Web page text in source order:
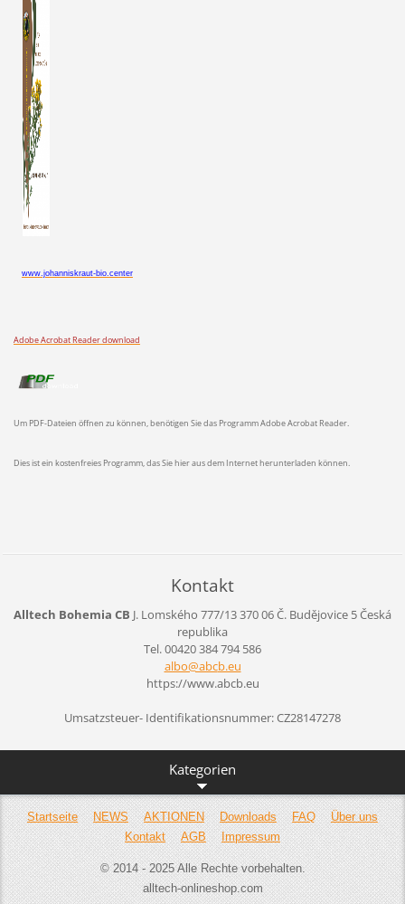
www.johanniskraut-bio.center
Adobe Acrobat Reader download
Um PDF-Dateien öffnen zu können, benötigen Sie das Programm Adobe Acrobat Reader.
Dies ist ein kostenfreies Programm, das Sie hier aus dem Internet herunterladen können.
Kontakt
Alltech Bohemia CB J. Lomského 777/13370 06 Č. Budějovice 5Česká
republika
Tel. 00420 384 794 586
albo@abcb.eu
https://www.abcb.eu
Umsatzsteuer- Identifikationsnummer: CZ28147278
Kategorien
Startseite NEWS AKTIONEN Downloads FAQ
Über uns
Kontakt
AGB Impressum
© 2014 - 2025 Alle Rechte vorbehalten.
alltech-onlineshop.com